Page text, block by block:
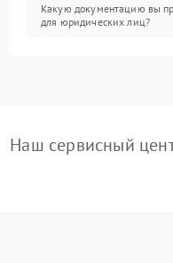
Какую документацию вы
для юридических лиц?
Наш сервисный